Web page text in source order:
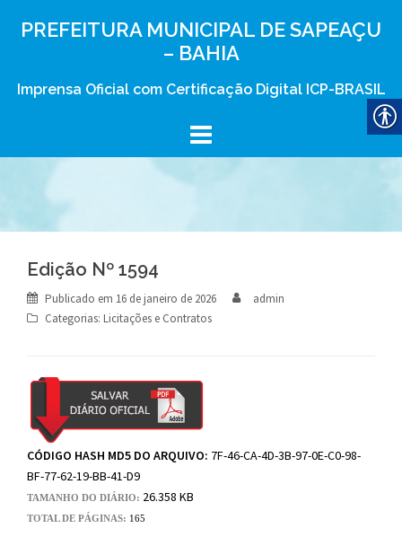
PREFEITURA MUNICIPAL DE SAPEAÇU
– BAHIA
Imprensa Oficial com Certificação Digital ICP-BRASIL
Edição Nº 1594
Publicado em 16 de janeiro de 2026
admin
Categorias: Licitações e Contratos
CÓDIGO HASH MD5 DO ARQUIVO: 7F-46-CA-4D-3B-97-0E-C0-98-
BF-77-62-19-BB-41-D9
TAMANHO DO DIÁRIO: 26.358 KB
TOTAL DE PÁGINAS: 165